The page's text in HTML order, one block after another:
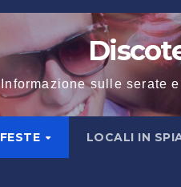
Informazione sulle serate
FESTE LOCALI IN